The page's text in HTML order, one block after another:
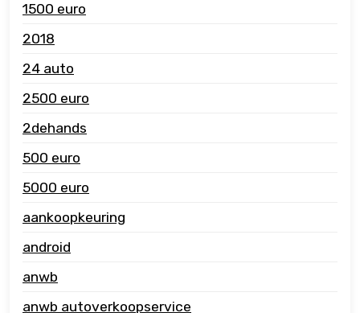
1500 euro
2018
24 auto
2500 euro
2dehands
500 euro
5000 euro
aankoopkeuring
android
anwb
anwb autoverkoopservice